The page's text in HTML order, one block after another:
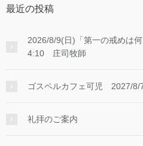
最近の投稿
2026/8/9(日)「第一の戒めは
4:10 庄司牧師
ゴスペルカフェ可児 2027/8/
礼拝のご案内